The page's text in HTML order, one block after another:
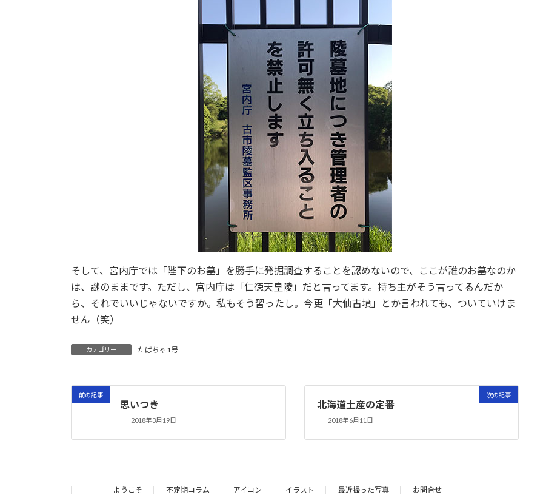
そして、宮内庁では「陛下のお墓」を勝手に発掘調査することを認めないので、ここが誰のお墓なのか
は、謎のままです。ただし、宮内庁は「仁徳天皇陵」だと言ってます。持ち主がそう言ってるんだか
ら、それでいいじゃないですか。私もそう習ったし。今更「大仙古墳」とか言われても、ついていけま
せん（笑）
カテゴリー たばちゃ1号
前の記事
思いつき
2018年3月19日
次の記事
北海道土産の定番
2018年6月11日
ようこそ 不定期コラム アイコン イラスト 最近撮った写真 お問合せ